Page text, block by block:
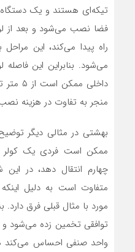
تیکه‌ای هستند و یک
فضا نصب می‌شود و بعد از
راه پیدا می‌کند، این
می‌شود. بنابراین این
منجر به تفاوت در هزینه
بهشتی در مثالی دیگر
ممکن است فردی یک کولر
چهارم انتقال دهد، در این
متفاوت است به دلیل
مورد با مثال قبلی فرق دارد.
توافقی تخمین زده می‌شود و
واحد صنفی احساس می‌کند